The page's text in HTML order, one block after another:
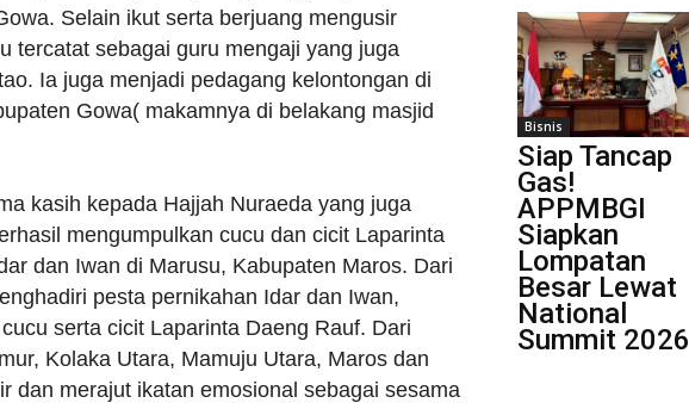
Selain ikut serta berjuang mengusir
tercatat sebagai guru mengaji yang juga
Ia juga menjadi pedagang kelontongan di
Gowa( makamnya di belakang masjid
kasih kepada Hajjah Nuraeda yang juga
mengumpulkan cucu dan cicit Laparinta
dan Iwan di Marusu, Kabupaten Maros. Dari
pesta pernikahan Idar dan Iwan,
serta cicit Laparinta Daeng Rauf. Dari
Kolaka Utara, Mamuju Utara, Maros dan
dan merajut ikatan emosional sebagai sesama
Bisnis
Siap Tancap
Gas!
APPMBGI
Siapkan
Lompatan
Besar Lewat
National
Summit 2026